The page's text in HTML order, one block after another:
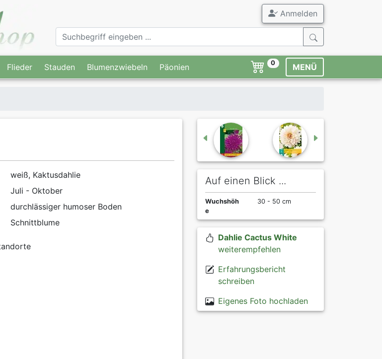
Anmelden
Flieder Stauden Blumenzwiebeln Päonien 0 MENÜ
weiß, Kaktusdahlie
Juli - Oktober
durchlässiger humoser Boden
Schnittblume
Auf einen Blick ...
Wuchshöh
e
30 - 50 cm
Dahlie Cactus White
weiterempfehlen
Erfahrungsbericht
schreiben
Eigenes Foto hochladen